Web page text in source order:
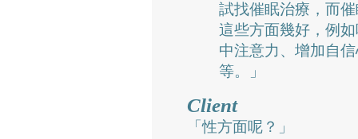
試找催眠治療，而
這些方面幾好，例
中注意力、增加自
等。」
Client
「性方面呢？」